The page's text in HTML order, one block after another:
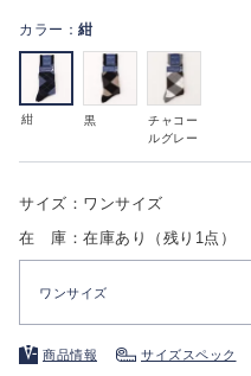
カラー： 紺
紺 黒
チャコー
ルグレー
サイズ：ワンサイズ
在 庫：在庫あり（残り1点）
ワンサイズ
商品情報 サイズスペック